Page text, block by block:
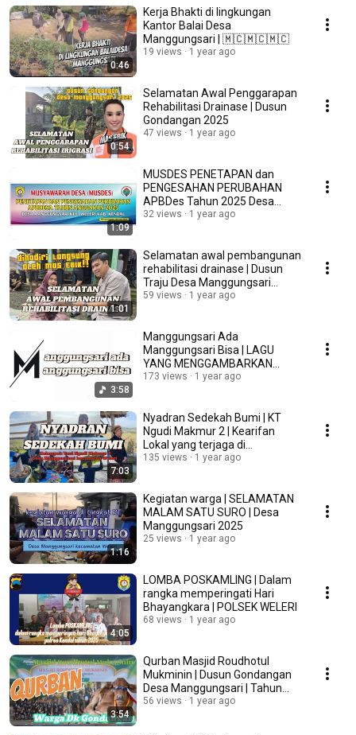
0:46
Kerja Bhakti di lingkungan
Kantor Balai Desa
Manggungsari | 🇲🇨🇲🇨🇲🇨
19 views 1 year ago
0:54
Selamatan Awal Penggarapan
Rehabilitasi Drainase | Dusun
Gondangan 2025
47 views 1 year ago
1:09
MUSDES PENETAPAN dan
PENGESAHAN PERUBAHAN
APBDes Tahun 2025 Desa
Manggungsari Kecamatan
32 views 1 year ago
1:01
Selamatan awal pembangunan
rehabilitasi drainase | Dusun
Traju Desa Manggungsari
Kecamatan Weleri
59 views 1 year ago
3:58
Manggungsari Ada
Manggungsari Bisa | LAGU
YANG MENGGAMBARKAN
KEINDAHAN ALAM DESA
173 views 1 year ago
7:03
Nyadran Sedekah Bumi | KT
Ngudi Makmur 2 | Kearifan
Lokal yang terjaga di
Manggungsari
135 views 1 year ago
1:16
Kegiatan warga | SELAMATAN
MALAM SATU SURO | Desa
Manggungsari 2025
25 views 1 year ago
4:05
LOMBA POSKAMLING | Dalam
rangka memperingati Hari
Bhayangkara | POLSEK WELERI
68 views 1 year ago
3:54
Qurban Masjid Roudhotul
Mukminin | Dusun Gondangan
Desa Manggungsari | Tahun
2025/1446 H
56 views 1 year ago